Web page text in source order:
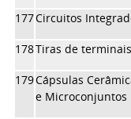
177Circuitos
178Tiras de
179Cápsulas
e Microconjuntos